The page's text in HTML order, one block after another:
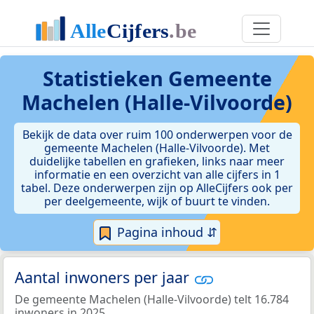
Statistieken Gemeente
Machelen (Halle-Vilvoorde)
Bekijk de data over ruim 100 onderwerpen voor de
gemeente Machelen (Halle-Vilvoorde). Met
duidelijke tabellen en grafieken, links naar meer
informatie en een overzicht van alle cijfers in 1
tabel. Deze onderwerpen zijn op AlleCijfers ook per
per deelgemeente, wijk of buurt te vinden.
Pagina inhoud ⇵
Aantal inwoners per jaar
De gemeente Machelen (Halle-Vilvoorde) telt 16.784